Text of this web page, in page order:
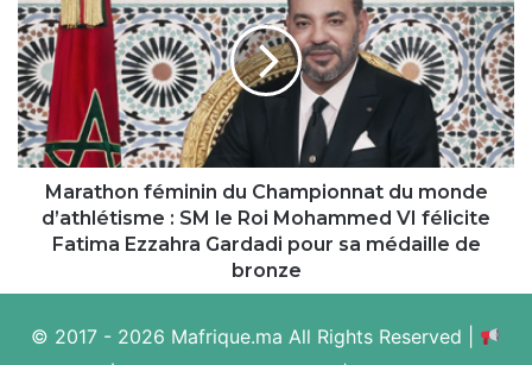
du
Championnat
du
monde
d’athlétisme :
SM
le
Mohammed
Gardadi
Marathon féminin du Championnat du monde
d’athlétisme : SM le Roi Mohammed VI félicite
Fatima Ezzahra Gardadi pour sa médaille de
bronze
© 2017 - 2026 Mafrique.ma All Rights Reserved |